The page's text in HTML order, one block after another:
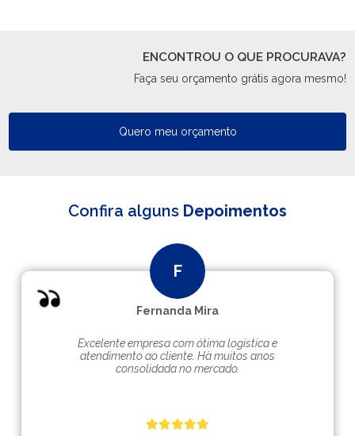
ENCONTROU O QUE PROCURAVA?
Faça seu orçamento grátis agora mesmo!
Quero meu orçamento
Confira alguns Depoimentos
Fernanda Mira
Excelente empresa com ótima logística e
atendimento ao cliente. Hà muitos anos
consolidada no mercado.